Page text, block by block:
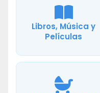
Libros, Música y
Películas